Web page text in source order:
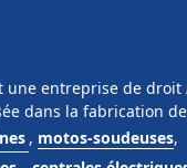
une entreprise de
dans la fabrication
, motos-soudeuses,